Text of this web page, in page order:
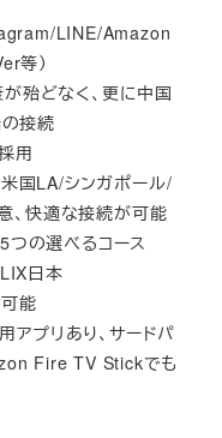
LINE/Amazon
等）
殆どなく、更に中国
接続
用
国LA/シンガポール/
、快適な接続が可能
つの選べるコース
日本
能
プリあり、サードパ
Fire TV Stickでも